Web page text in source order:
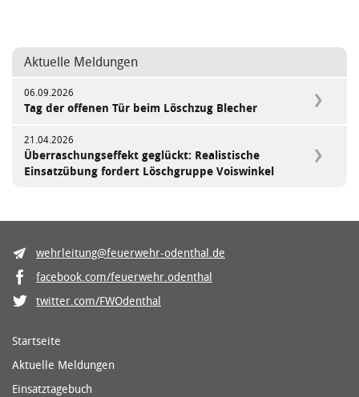
Aktuelle Meldungen
06.09.2026
Tag der offenen Tür beim Löschzug Blecher
21.04.2026
Überraschungseffekt geglückt: Realistische
Einsatzübung fordert Löschgruppe Voiswinkel
wehrleitung@feuerwehr-odenthal.de
facebook.com/feuerwehr.odenthal
twitter.com/FWOdenthal
Startseite
Aktuelle Meldungen
Einsatztagebuch